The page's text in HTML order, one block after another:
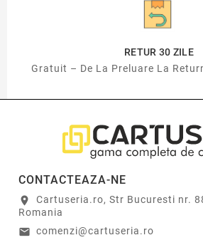
RETUR 30 ZILE
Gratuit – De La Preluare La
CONTACTEAZA-NE
location_on
Cartuseria.ro, Str Bucuresti nr.
Romania
email comenzi@cartuseria.ro